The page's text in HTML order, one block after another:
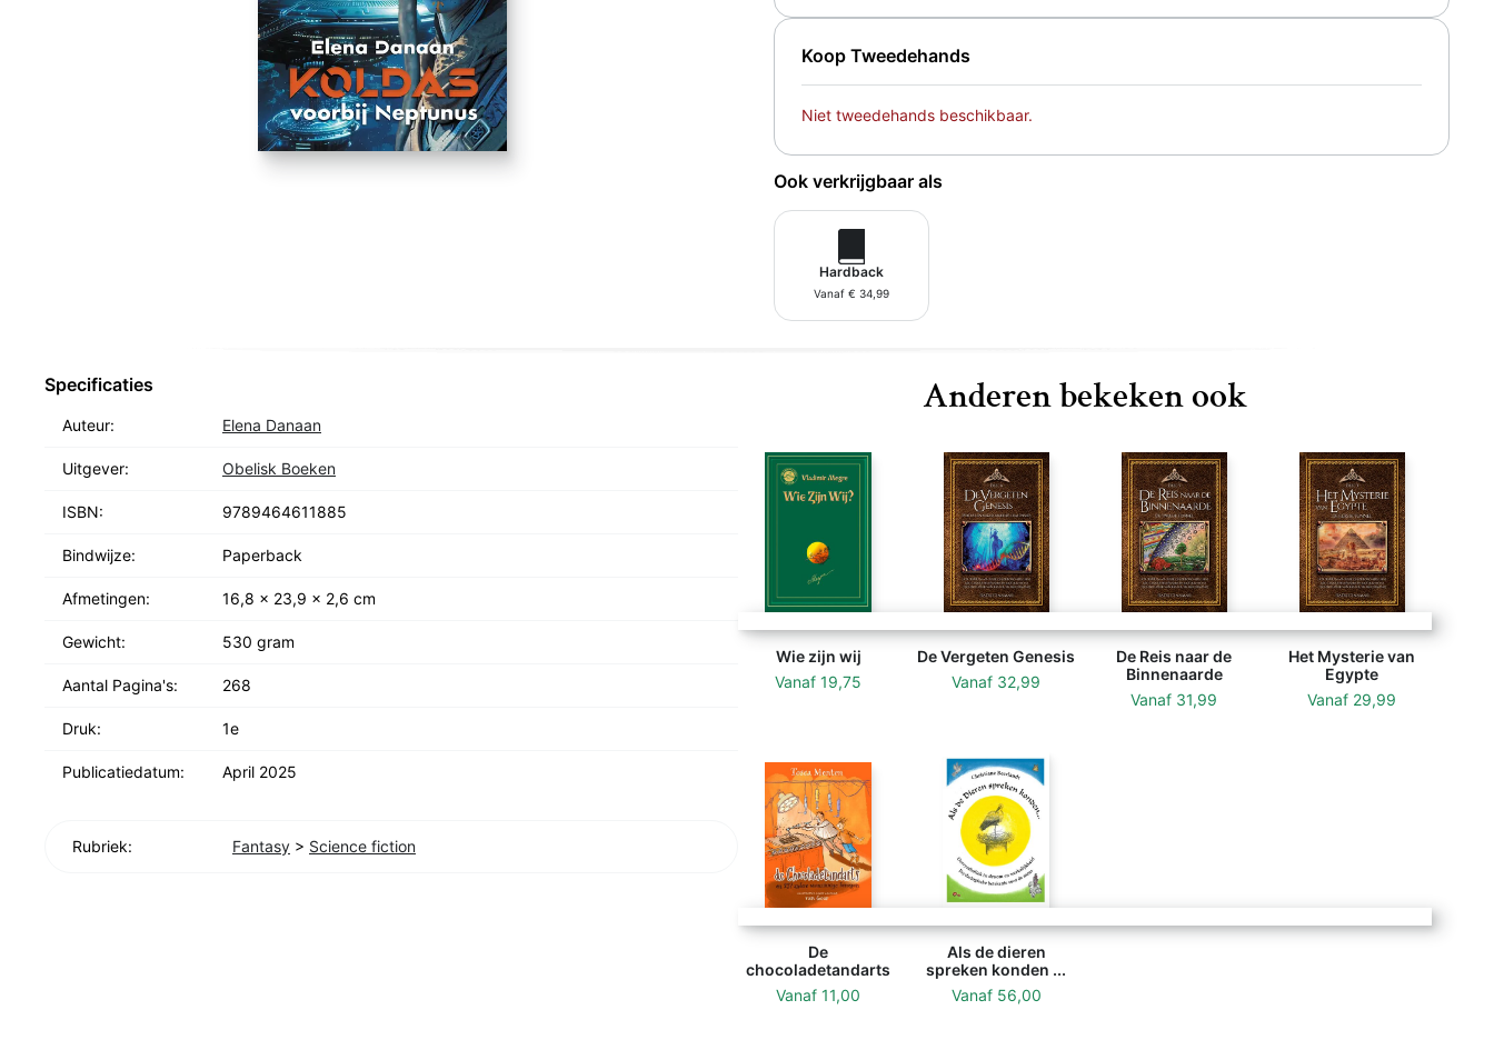
Koop Tweedehands
Niet tweedehands beschikbaar.
Ook verkrijgbaar als
Hardback
Vanaf € 34,99
Anderen bekeken ook
Wie zijn wij
Vanaf 19,75
De Vergeten Genesis
Vanaf 32,99
De Reis naar de
Binnenaarde
Vanaf 31,99
Het Mysterie van
Egypte
Vanaf 29,99
De
chocoladetandarts
Vanaf 11,00
Als de dieren
spreken konden ...
Vanaf 56,00
Specificaties
Auteur: Elena Danaan
Uitgever: Obelisk Boeken
ISBN: 9789464611885
Bindwijze: Paperback
Afmetingen: 16,8 x 23,9 x 2,6 cm
Gewicht: 530 gram
Aantal Pagina's: 268
Druk: 1e
Publicatiedatum: April 2025
Rubriek: Fantasy > Science fiction